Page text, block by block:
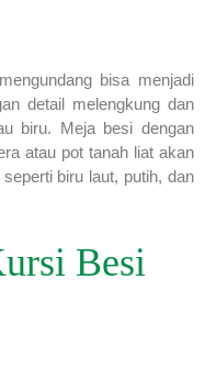
bisa menjadi
detail melengkung dan
biru. Meja besi dengan
atau pot tanah liat akan
biru laut, putih, dan
Besi